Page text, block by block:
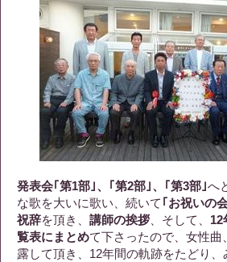
発表会｢第1部｣、｢第2部｣、｢第3部｣へ
な歌を大いに歌い、続いて ｢お祝いの
祝辞を頂き、 講師の挨拶 、そして、 12
覧表にまとめて下さったので、女性曲
露して頂き、12年間の軌跡をたどり